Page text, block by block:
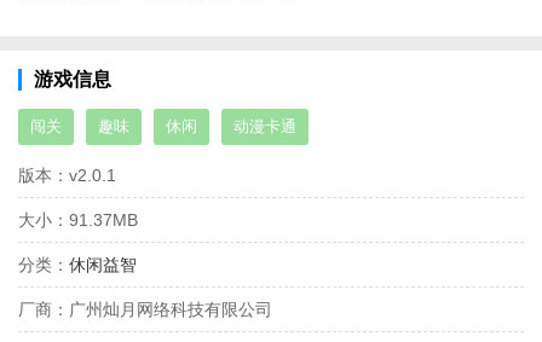
游戏信息
闯关 趣味 休闲 动漫卡通
版本： v2.0.1
大小： 91.37MB
分类： 休闲益智
厂商： 广州灿月网络科技有限公司